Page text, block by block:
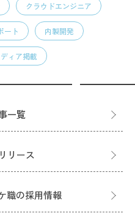
クラウドエンジニア
ート 内製開発
ディア掲載
一覧
リース
職の採用情報